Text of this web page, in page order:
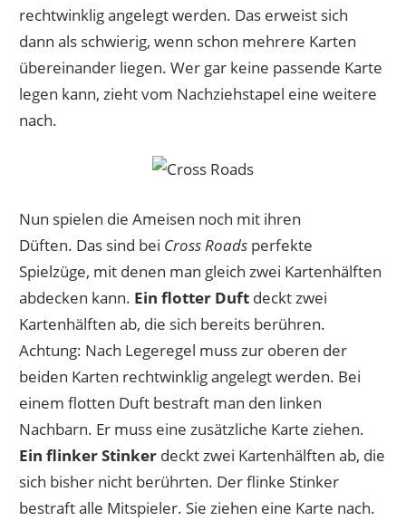
rechtwinklig angelegt werden. Das erweist sich
dann als schwierig, wenn schon mehrere Karten
übereinander liegen. Wer gar keine passende Karte
legen kann, zieht vom Nachziehstapel eine weitere
nach.
Nun spielen die Ameisen noch mit ihren
Düften. Das sind bei Cross Roads perfekte
Spielzüge, mit denen man gleich zwei Kartenhälften
abdecken kann. Ein flotter Duft deckt zwei
Kartenhälften ab, die sich bereits berühren.
Achtung: Nach Legeregel muss zur oberen der
beiden Karten rechtwinklig angelegt werden. Bei
einem flotten Duft bestraft man den linken
Nachbarn. Er muss eine zusätzliche Karte ziehen.
Ein flinker Stinker deckt zwei Kartenhälften ab, die
sich bisher nicht berührten. Der flinke Stinker
bestraft alle Mitspieler. Sie ziehen eine Karte nach.